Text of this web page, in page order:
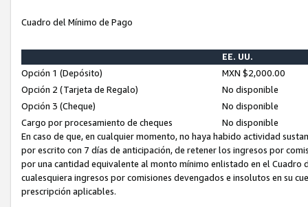
Cuadro del Mínimo de Pago
EE. UU.
Opción 1 (Depósito)
MXN $2,000.00
Opción 2 (Tarjeta de Regalo)
No disponible
Opción 3 (Cheque)
No disponible
Cargo por procesamiento de cheques
No disponible
En caso de que, en cualquier momento, no haya habido actividad
por escrito con 7 días de anticipación, de retener los ingresos por
por una cantidad equivalente al monto mínimo enlistado en el
cualesquiera ingresos por comisiones devengados e insolutos en su
prescripción aplicables.